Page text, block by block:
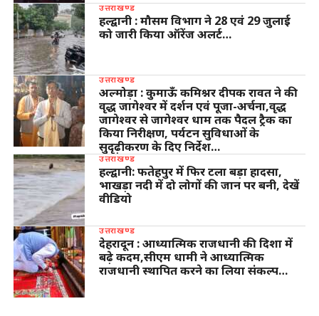
उत्तराखण्ड
हल्द्वानी : मौसम विभाग ने 28 एवं 29 जुलाई
को जारी किया ऑरेंज अलर्ट…
उत्तराखण्ड
अल्मोड़ा : कुमाऊँ कमिश्नर दीपक रावत ने की
वृद्ध जागेश्वर में दर्शन एवं पूजा-अर्चना,वृद्ध
जागेश्वर से जागेश्वर धाम तक पैदल ट्रैक का
किया निरीक्षण, पर्यटन सुविधाओं के
सुदृढ़ीकरण के दिए निर्देश…
उत्तराखण्ड
हल्द्वानी: फतेहपुर में फिर टला बड़ा हादसा,
भाखड़ा नदी में दो लोगों की जान पर बनी, देखें
वीडियो
उत्तराखण्ड
देहरादून : आध्यात्मिक राजधानी की दिशा में
बढ़े कदम,सीएम धामी ने आध्यात्मिक
राजधानी स्थापित करने का लिया संकल्प…